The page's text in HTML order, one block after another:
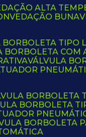
ALTA
VEDAÇÃO BUNA
BORBOLETA TIPO
BORBOLETA COM
VÁLVULA
BORBOLETA
BORBOLETA
BORBOLETA